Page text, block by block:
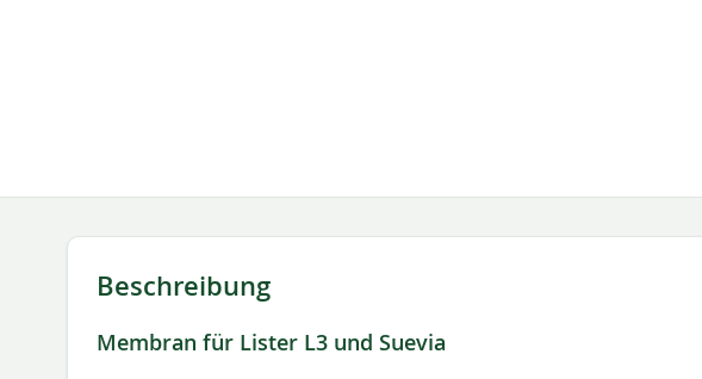
Beschreibung
Membran für Lister L3 und Suevia